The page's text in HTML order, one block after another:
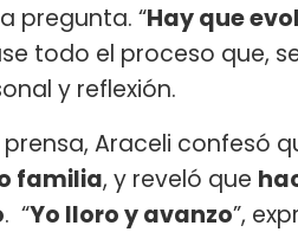
pregunta. “Hay que
todo el proceso que,
y reflexión.
Araceli confesó
familia, y reveló que
. “Yo lloro y avanzo”,